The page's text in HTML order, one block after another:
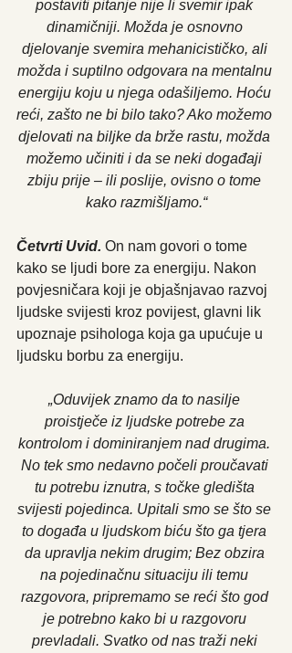
postaviti pitanje nije li svemir ipak
dinamičniji. Možda je osnovno
djelovanje svemira mehanicističko, ali
možda i suptilno odgovara na mentalnu
energiju koju u njega odašiljemo. Hoću
reći, zašto ne bi bilo tako? Ako možemo
djelovati na biljke da brže rastu, možda
možemo učiniti i da se neki događaji
zbiju prije – ili poslije, ovisno o tome
kako razmišljamo.“
Četvrti Uvid. On nam govori o tome
kako se ljudi bore za energiju. Nakon
povjesničara koji je objašnjavao razvoj
ljudske svijesti kroz povijest, glavni lik
upoznaje psihologa koja ga upućuje u
ljudsku borbu za energiju.
„Oduvijek znamo da to nasilje
proistječe iz ljudske potrebe za
kontrolom i dominiranjem nad drugima.
No tek smo nedavno počeli proučavati
tu potrebu iznutra, s točke gledišta
svijesti pojedinca. Upitali smo se što se
to događa u ljudskom biću što ga tjera
da upravlja nekim drugim; Bez obzira
na pojedinačnu situaciju ili temu
razgovora, pripremamo se reći što god
je potrebno kako bi u razgovoru
prevladali. Svatko od nas traži neki